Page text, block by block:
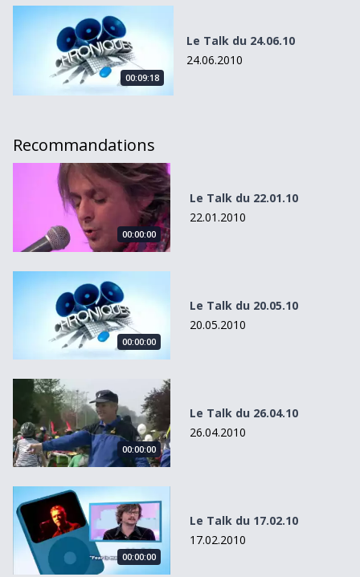
Le Talk du 24.06.10
00:09:18
Le Talk du 24.06.10
24.06.2010
Recommandations
Le Talk du 22.01.10
00:00:00
Le Talk du 22.01.10
22.01.2010
Le Talk du 20.05.10
00:00:00
Le Talk du 20.05.10
20.05.2010
Le Talk du 26.04.10
00:00:00
Le Talk du 26.04.10
26.04.2010
Le Talk du 17.02.10
00:00:00
Le Talk du 17.02.10
17.02.2010